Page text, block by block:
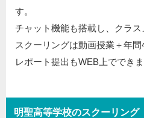
す。
チャット機能も搭載し、クラス
スクーリングは動画授業＋年間
レポート提出もWEB上でできま
明聖高等学校のスクーリング